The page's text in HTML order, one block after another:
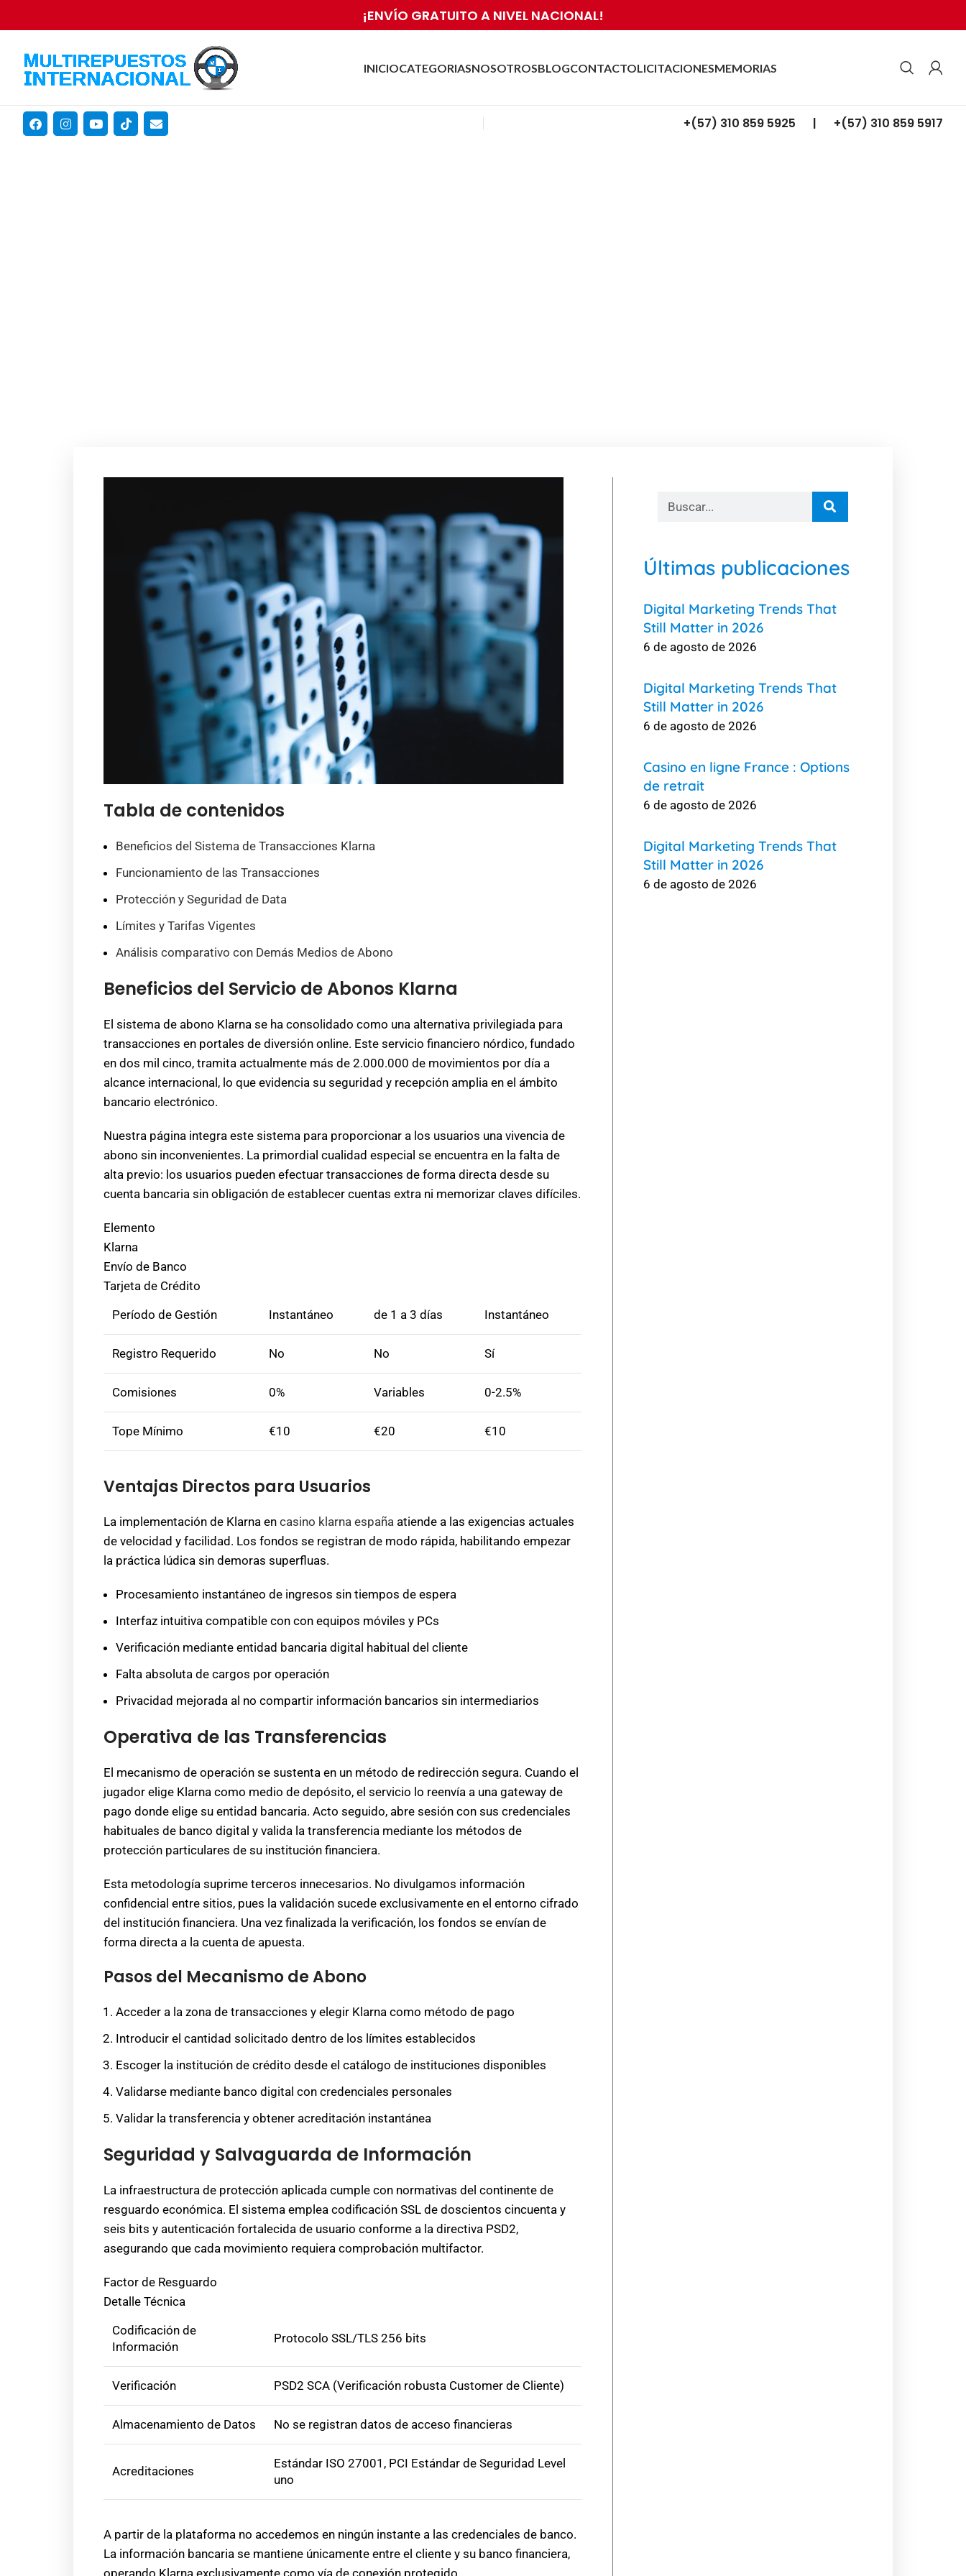
¡ENVÍO GRATUITO A NIVEL NACIONAL!
INICIOCATEGORIASNOSOTROSBLOGCONTACTOLICITACIONESMEMORIAS
+(57) 310 859 5925 | +(57) 310 859 5917
Tabla de contenidos
Beneficios del Sistema de Transacciones Klarna
Funcionamiento de las Transacciones
Protección y Seguridad de Data
Límites y Tarifas Vigentes
Análisis comparativo con Demás Medios de Abono
Beneficios del Servicio de Abonos Klarna
El sistema de abono Klarna se ha consolidado como una alternativa privilegiada para
transacciones en portales de diversión online. Este servicio financiero nórdico, fundado
en dos mil cinco, tramita actualmente más de 2.000.000 de movimientos por día a
alcance internacional, lo que evidencia su seguridad y recepción amplia en el ámbito
bancario electrónico.
Nuestra página integra este sistema para proporcionar a los usuarios una vivencia de
abono sin inconvenientes. La primordial cualidad especial se encuentra en la falta de
alta previo: los usuarios pueden efectuar transacciones de forma directa desde su
cuenta bancaria sin obligación de establecer cuentas extra ni memorizar claves difíciles.
Elemento
Klarna
Envío de Banco
Tarjeta de Crédito
Período de Gestión
Instantáneo de 1 a 3 días Instantáneo
Registro Requerido No No Sí
Comisiones 0% Variables 0-2.5%
Tope Mínimo €10 €20 €10
Ventajas Directos para Usuarios
La implementación de Klarna en casino klarna españa atiende a las exigencias actuales
de velocidad y facilidad. Los fondos se registran de modo rápida, habilitando empezar
la práctica lúdica sin demoras superfluas.
Procesamiento instantáneo de ingresos sin tiempos de espera
Interfaz intuitiva compatible con con equipos móviles y PCs
Verificación mediante entidad bancaria digital habitual del cliente
Falta absoluta de cargos por operación
Privacidad mejorada al no compartir información bancarios sin intermediarios
Operativa de las Transferencias
El mecanismo de operación se sustenta en un método de redirección segura. Cuando el
jugador elige Klarna como medio de depósito, el servicio lo reenvía a una gateway de
pago donde elige su entidad bancaria. Acto seguido, abre sesión con sus credenciales
habituales de banco digital y valida la transferencia mediante los métodos de
protección particulares de su institución financiera.
Esta metodología suprime terceros innecesarios. No divulgamos información
confidencial entre sitios, pues la validación sucede exclusivamente en el entorno cifrado
del institución financiera. Una vez finalizada la verificación, los fondos se envían de
forma directa a la cuenta de apuesta.
Pasos del Mecanismo de Abono
Acceder a la zona de transacciones y elegir Klarna como método de pago
Introducir el cantidad solicitado dentro de los límites establecidos
Escoger la institución de crédito desde el catálogo de instituciones disponibles
Validarse mediante banco digital con credenciales personales
Validar la transferencia y obtener acreditación instantánea
Seguridad y Salvaguarda de Información
La infraestructura de protección aplicada cumple con normativas del continente de
resguardo económica. El sistema emplea codificación SSL de doscientos cincuenta y
seis bits y autenticación fortalecida de usuario conforme a la directiva PSD2,
asegurando que cada movimiento requiera comprobación multifactor.
Factor de Resguardo
Detalle Técnica
Codificación de
Información
Protocolo SSL/TLS 256 bits
Verificación PSD2 SCA (Verificación robusta Customer de Cliente)
Almacenamiento de Datos No se registran datos de acceso financieras
Acreditaciones
Estándar ISO 27001, PCI Estándar de Seguridad Level
uno
A partir de la plataforma no accedemos en ningún instante a las credenciales de banco.
La información bancaria se mantiene únicamente entre el cliente y su banco financiera,
operando Klarna exclusivamente como vía de conexión protegido.
Últimas publicaciones
Digital Marketing Trends That
Still Matter in 2026
6 de agosto de 2026
Digital Marketing Trends That
Still Matter in 2026
6 de agosto de 2026
Casino en ligne France : Options
de retrait
6 de agosto de 2026
Digital Marketing Trends That
Still Matter in 2026
6 de agosto de 2026